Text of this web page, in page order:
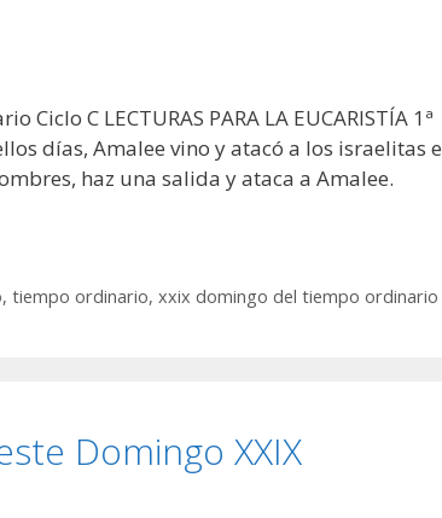
C LECTURAS PARA LA EUCARISTÍA 1ª
días, Amalee vino y atacó a los israelitas
haz una salida y ataca a Amalee.
,tiempo ordinario,xxix domingo del tiempo ordinario
Domingo XXIX